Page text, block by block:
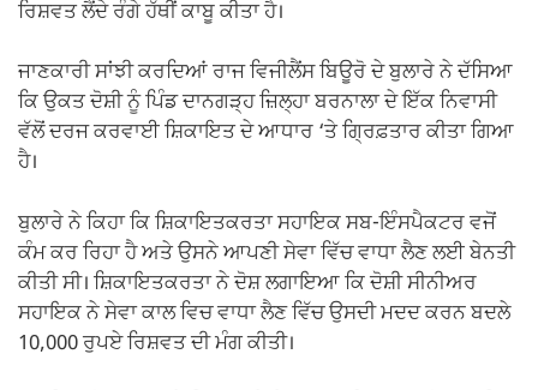
ਰਿਸ਼ਵਤ ਲੈਂਦੇ ਰੰਗੇ ਹੱਥੀਂ ਕਾਬੂ ਕੀਤਾ ਹੈ।
ਜਾਣਕਾਰੀ ਸਾਂਝੀ ਕਰਦਿਆਂ ਰਾਜ ਵਿਜੀਲੈਂਸ ਬਿਊਰੋ ਦੇ ਬੁਲਾਰੇ ਨੇ ਦੱਸਿਆ
ਕਿ ਉਕਤ ਦੋਸ਼ੀ ਨੂੰ ਪਿੰਡ ਦਾਨਗੜ੍ਹ ਜ਼ਿਲ੍ਹਾ ਬਰਨਾਲਾ ਦੇ ਇੱਕ ਨਿਵਾਸੀ
ਵੱਲੋਂ ਦਰਜ ਕਰਵਾਈ ਸ਼ਿਕਾਇਤ ਦੇ ਆਧਾਰ ‘ਤੇ ਗ੍ਰਿਫ਼ਤਾਰ ਕੀਤਾ ਗਿਆ
ਹੈ।
ਬੁਲਾਰੇ ਨੇ ਕਿਹਾ ਕਿ ਸ਼ਿਕਾਇਤਕਰਤਾ ਸਹਾਇਕ ਸਬ-ਇੰਸਪੈਕਟਰ ਵਜੋਂ
ਕੰਮ ਕਰ ਰਿਹਾ ਹੈ ਅਤੇ ਉਸਨੇ ਆਪਣੀ ਸੇਵਾ ਵਿੱਚ ਵਾਧਾ ਲੈਣ ਲਈ ਬੇਨਤੀ
ਕੀਤੀ ਸੀ। ਸ਼ਿਕਾਇਤਕਰਤਾ ਨੇ ਦੋਸ਼ ਲਗਾਇਆ ਕਿ ਦੋਸ਼ੀ ਸੀਨੀਅਰ
ਸਹਾਇਕ ਨੇ ਸੇਵਾ ਕਾਲ ਵਿਚ ਵਾਧਾ ਲੈਣ ਵਿੱਚ ਉਸਦੀ ਮਦਦ ਕਰਨ ਬਦਲੇ
10,000 ਰੁਪਏ ਰਿਸ਼ਵਤ ਦੀ ਮੰਗ ਕੀਤੀ।